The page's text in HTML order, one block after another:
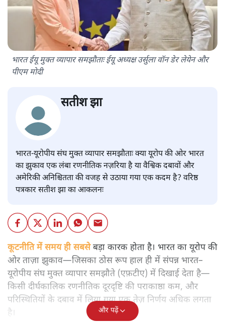
भारत ईयू मुक्त व्यापार समझौताः ईयू अध्यक्ष उर्सुला वॉन डेर लेयेन और
पीएम मोदी
सतीश झा
भारत-यूरोपीय संघ मुक्त व्यापार समझौताः क्या यूरोप की ओर भारत
का झुकाव एक लंबा रणनीतिक नज़रिया है या वैश्विक दबावों और
अमेरिकी अनिश्चितता की वजह से उठाया गया एक कदम है? वरिष्ठ
पत्रकार सतीश झा का आकलनः
कूटनीति में समय ही सबसेबड़ा कारक होता है। भारत का यूरोप की
ओर ताज़ा झुकाव—जिसका ठोस रूप हाल ही में संपन्न भारत–
यूरोपीय संघ मुक्त व्यापार समझौते (एफ़टीए) में दिखाई देता है—
किसी दीर्घकालिक रणनीतिक दूरदृष्टि की पराकाष्ठा कम, और
परिस्थितियों के दबाव में लिया गया एक तेज़ निर्णय अधिक लगता
है।
और पढ़ें